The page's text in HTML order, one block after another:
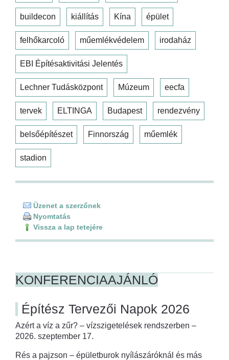
buildecon kiállítás Kína épület
felhőkarcoló műemlékvédelem irodaház
EBI Építésaktivitási Jelentés
Lechner Tudásközpont Múzeum eecfa
tervek ELTINGA Budapest rendezvény
belsőépítészet Finnország műemlék
stadion
Üzenet a szerzőnek
Nyomtatás
Vissza a lap tetejére
KONFERENCIAAJÁNLÓ
Építész Tervezői Napok 2026
Azért a víz a zűr? – vízszigetelések rendszerben –
2026. szeptember 17.
Rés a pajzson – épületburok nyílászáróknál és más